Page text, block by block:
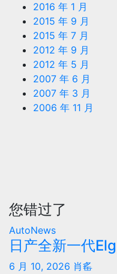
2016 年 1 月
2015 年 9 月
2015 年 7 月
2012 年 9 月
2012 年 5 月
2007 年 6 月
2007 年 3 月
2006 年 11 月
您错过了
AutoNews
日产全新一代
6 月 10, 2026 肖䍃